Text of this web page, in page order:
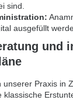
sind.
ausgefüllt
und
unserer Praxis in
klassische